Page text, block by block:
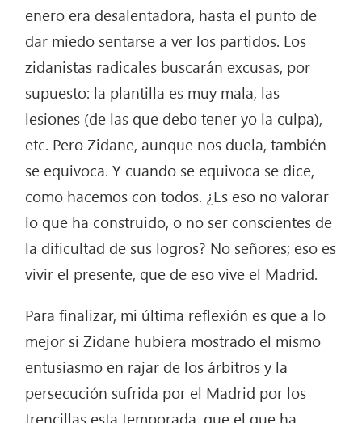
enero era desalentadora, hasta el punto de
dar miedo sentarse a ver los partidos. Los
zidanistas radicales buscarán excusas, por
supuesto: la plantilla es muy mala, las
lesiones (de las que debo tener yo la culpa),
etc. Pero Zidane, aunque nos duela, también
se equivoca. Y cuando se equivoca se dice,
como hacemos con todos. ¿Es eso no valorar
lo que ha construido, o no ser conscientes de
la dificultad de sus logros? No señores; eso es
vivir el presente, que de eso vive el Madrid.
Para finalizar, mi última reflexión es que a lo
mejor si Zidane hubiera mostrado el mismo
entusiasmo en rajar de los árbitros y la
persecución sufrida por el Madrid por los
trencillas esta temporada, que el que ha